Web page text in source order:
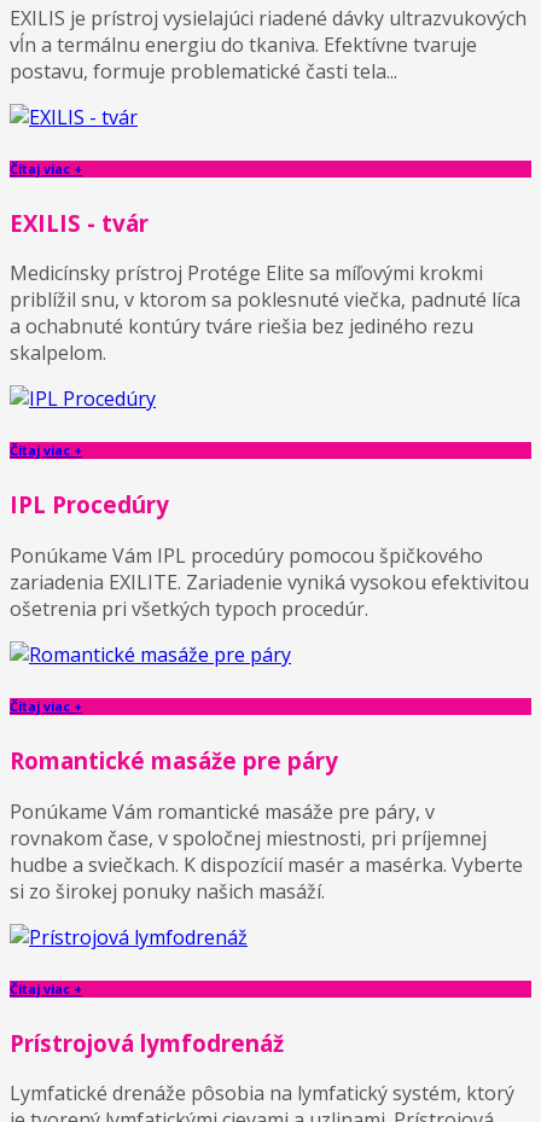
EXILIS je prístroj vysielajúci riadené dávky ultrazvukových
vĺn a termálnu energiu do tkaniva. Efektívne tvaruje
postavu, formuje problematické časti tela...
Čítaj viac +
EXILIS - tvár
Medicínsky prístroj Protége Elite sa míľovými krokmi
priblížil snu, v ktorom sa poklesnuté viečka, padnuté líca
a ochabnuté kontúry tváre riešia bez jediného rezu
skalpelom.
Čítaj viac +
IPL Procedúry
Ponúkame Vám IPL procedúry pomocou špičkového
zariadenia EXILITE. Zariadenie vyniká vysokou efektivitou
ošetrenia pri všetkých typoch procedúr.
Čítaj viac +
Romantické masáže pre páry
Ponúkame Vám romantické masáže pre páry, v
rovnakom čase, v spoločnej miestnosti, pri príjemnej
hudbe a sviečkach. K dispozícií masér a masérka. Vyberte
si zo širokej ponuky našich masáží.
Čítaj viac +
Prístrojová lymfodrenáž
Lymfatické drenáže pôsobia na lymfatický systém, ktorý